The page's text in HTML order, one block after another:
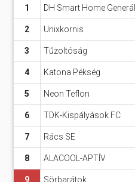
1 DH Smart Home
2 Unixkornis
3 Tűzoltóság
4 Katona Pékség
5 Neon Teflon
6 TDK-Kispályások FC
7 Rács SE
8 ALACOOL-APTÍV
9 Sörbarátok